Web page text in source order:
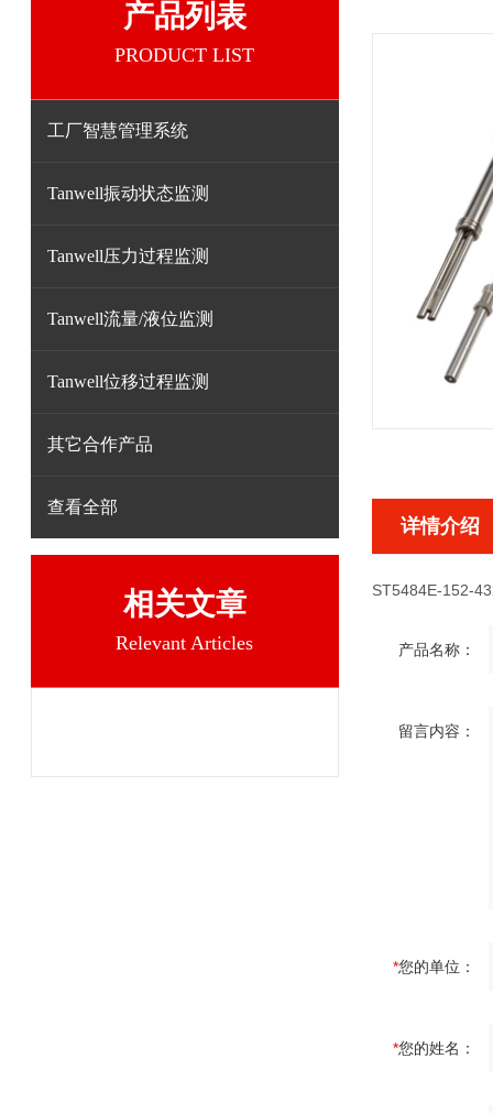
产品列表
PRODUCT LIST
工厂智慧管理系统
Tanwell振动状态监测
Tanwell压力过程监测
Tanwell流量/液位监测
Tanwell位移过程监测
其它合作产品
查看全部
相关文章
Relevant Articles
详情介绍
ST5484E-152-
产品名称：
留言内容：
*您的单位：
*您的姓名：